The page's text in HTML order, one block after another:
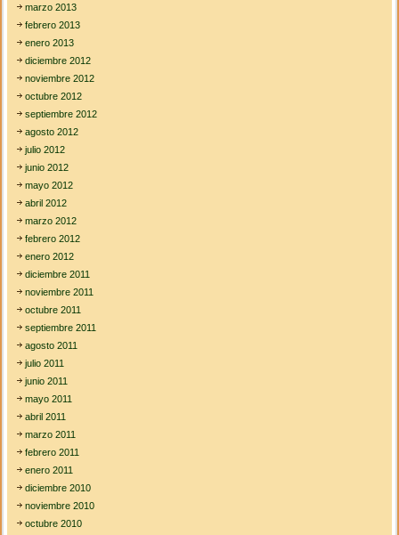
marzo 2013
febrero 2013
enero 2013
diciembre 2012
noviembre 2012
octubre 2012
septiembre 2012
agosto 2012
julio 2012
junio 2012
mayo 2012
abril 2012
marzo 2012
febrero 2012
enero 2012
diciembre 2011
noviembre 2011
octubre 2011
septiembre 2011
agosto 2011
julio 2011
junio 2011
mayo 2011
abril 2011
marzo 2011
febrero 2011
enero 2011
diciembre 2010
noviembre 2010
octubre 2010